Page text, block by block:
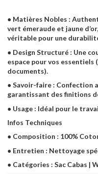
• Matières Nobles :
vert émeraude et jaune
véritable pour une
• Design Structuré : Une
espace pour vos
documents).
• Savoir-faire : Confection
garantissant des finitions
• Usage : Idéal pour le
Infos Techniques
• Composition : 100%
• Entretien : Nettoyage
• Catégories : Sac Cabas |